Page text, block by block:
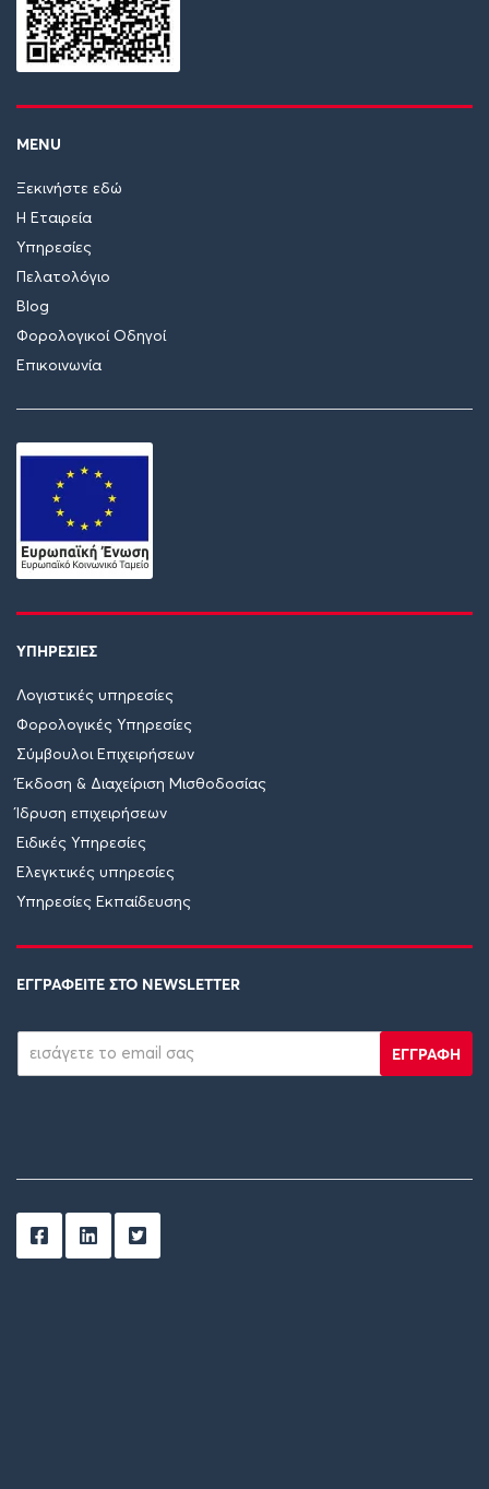
MENU
Ξεκινήστε εδώ
Η Εταιρεία
Υπηρεσίες
Πελατολόγιο
Blog
Φορολογικοί Οδηγοί
Επικοινωνία
ΥΠΗΡΕΣΙΕΣ
Λογιστικές υπηρεσίες
Φορολογικές Υπηρεσίες
Σύμβουλοι Επιχειρήσεων
Έκδοση & Διαχείριση Μισθοδοσίας
Ίδρυση επιχειρήσεων
Ειδικές Υπηρεσίες
Ελεγκτικές υπηρεσίες
Υπηρεσίες Εκπαίδευσης
ΕΓΓΡΑΦΕΙΤΕ ΣΤΟ NEWSLETTER
ΕΓΓΡΑΦΗ